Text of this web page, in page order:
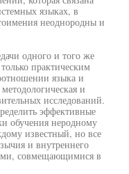
языках, в
неоднородны и
одного и того же
практическим
языка и
и
исследований.
эффективные
обучения неродному
известный, но все
и внутреннего
совмещающимися в